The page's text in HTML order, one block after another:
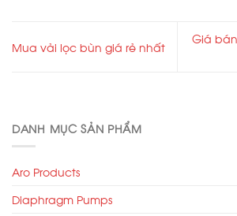
DANH MỤC SẢN PHẨM
Aro Products
Diaphragm Pumps
Mua vải lọc bùn giá rẻ nhất
Giá